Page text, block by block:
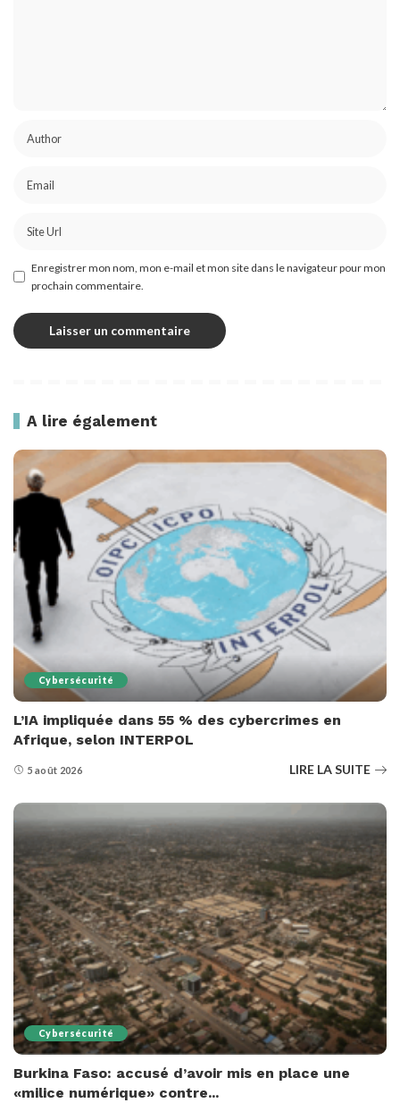
Enregistrer mon nom, mon e-mail et mon site dans le navigateur pour mon
prochain commentaire.
A lire également
Cybersécurité
L’IA impliquée dans 55 % des cybercrimes en
Afrique, selon INTERPOL
5 août 2026 LIRE LA SUITE
Cybersécurité
Burkina Faso: accusé d’avoir mis en place une
«milice numérique» contre...